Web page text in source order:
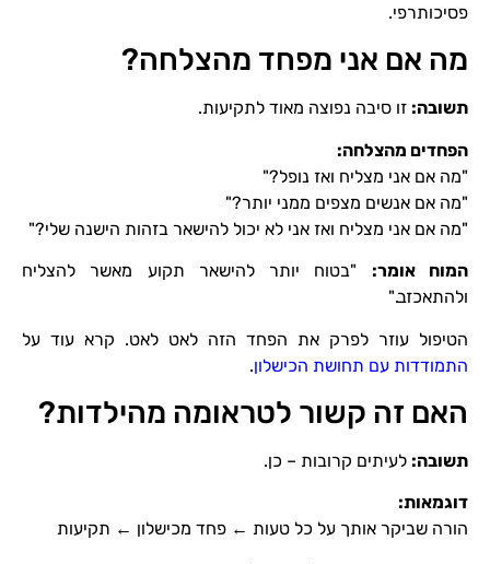
פסיכותרפי.
מה אם אני מפחד מהצלחה?
תשובה: זו סיבה נפוצה מאוד לתקיעות.
הפחדים מהצלחה:
"מה אם אני מצליח ואז נופל?"
"מה אם אנשים מצפים ממני יותר?"
"מה אם אני מצליח ואז אני לא יכול להישאר בזהות הישנה שלי?"
המוח אומר: "בטוח יותר להישאר תקוע מאשר להצליח
ולהתאכזב."
הטיפול עוזר לפרק את הפחד הזה לאט לאט. קרא עוד על
התמודדות עם תחושת הכישלון.
האם זה קשור לטראומה מהילדות?
תשובה: לעיתים קרובות – כן.
דוגמאות:
הורה שביקר אותך על כל טעות ← פחד מכישלון ← תקיעות